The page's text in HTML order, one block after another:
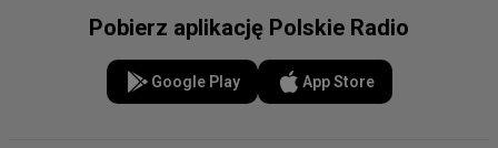
Pobierz aplikację Polskie Radio
Google Play App Store